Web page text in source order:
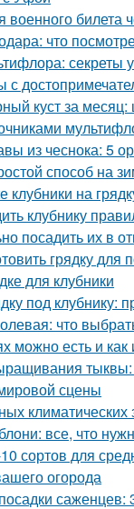
билета
что
секреты
куст за месяц:
из чеснока: 5
способ на
клубники на
клубнику
посадить их в
грядку для
для клубники
под клубнику:
что
можно есть и
сцены
климатических
все, что
сортов для
огорода
саженцев: